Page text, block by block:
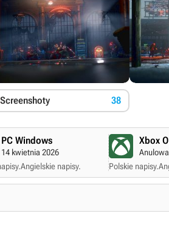
Screenshoty 38
PC Windows
14 kwietnia 2026
Angielskie napisy.
Xbox
Polskie napisy.